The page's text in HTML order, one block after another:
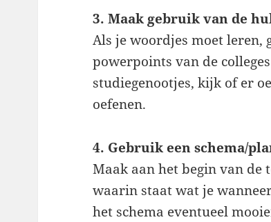
3. Maak gebruik van de
Als je woordjes moet
powerpoints van de
studiegenootjes, kijk of er
oefenen.
4. Gebruik een schema/
Maak aan het begin van de
waarin staat wat je
het schema eventueel